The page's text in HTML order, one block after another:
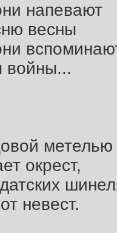
напевают
весны
войны...
метелью
окрест,
невест.